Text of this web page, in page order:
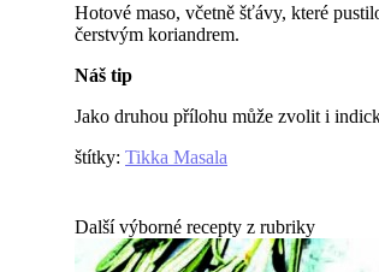
Hotové maso, včetně šťávy, které
čerstvým koriandrem.
Náš tip
Jako druhou přílohu může zvolit i
štítky: Tikka Masala
Další výborné recepty z rubriky